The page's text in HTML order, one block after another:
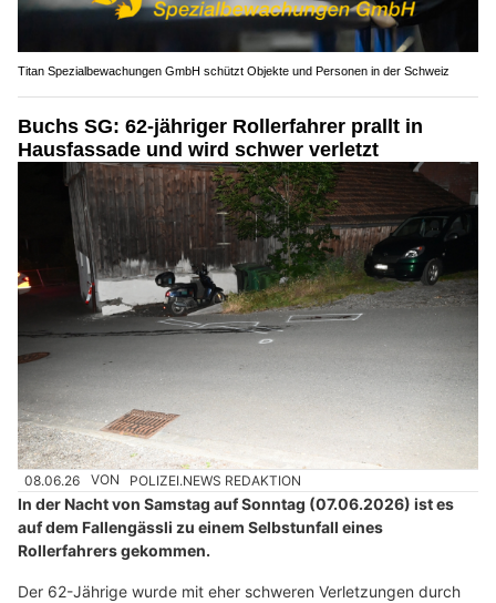
Titan Spezialbewachungen GmbH schützt Objekte und Personen in der Schweiz
Buchs SG: 62-jähriger Rollerfahrer prallt in
Hausfassade und wird schwer verletzt
08.06.26 VON POLIZEI.NEWS REDAKTION
In der Nacht von Samstag auf Sonntag (07.06.2026) ist es
auf dem Fallengässli zu einem Selbstunfall eines
Rollerfahrers gekommen.
Der 62-Jährige wurde mit eher schweren Verletzungen durch